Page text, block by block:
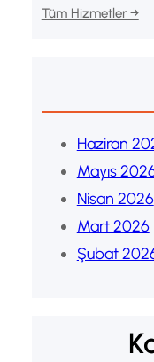
Tüm Hizmetler →
Haziran
Mayıs
Nisan 2026
Mart 2026
Şubat